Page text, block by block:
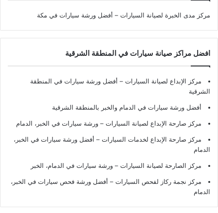
مركز مدى الخبرة لصيانة السيارات – أفضل ورشة سيارات في مكة
افضل مراكز صيانة سيارات في المنطقة الشرقية
مركز الإبداع لصيانة السيارات – أفضل ورشة سيارات في المنطقة
الشرقية
أفضل ورشة سيارات في الدمام والخبر بالمنطقة الشرقية
مركز صارحة الإبداع لصيانة السيارات – ورشة سيارات في الخبر، الدمام
مركز صارحة الإبداع لخدمات السيارات – أفضل ورشة سيارات في الخبر،
الدمام
مركز الصارحة لصيانة السيارات – ورشة سيارات في الدمام، الخبر
مركز نجمة ركاز لفحص السيارات – أفضل ورشة فحص سيارات في الخبر،
الدمام